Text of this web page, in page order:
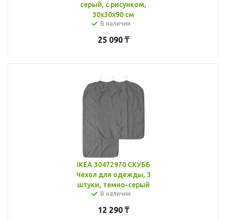
серый, с рисунком,
30x30x90 см
В наличии
25 090₸
IKEA 30472970 СКУББ
Чехол для одежды, 3
штуки, темно-серый
В наличии
12 290₸